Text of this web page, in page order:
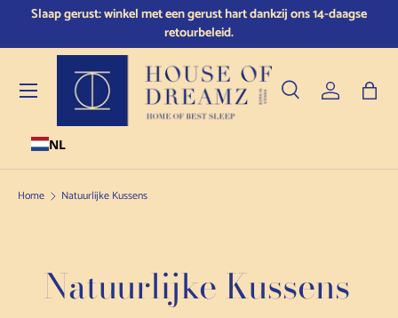
Doorgaan naar de inhoud
Slaap gerust: winkel met een gerust hart dankzij ons 14-daagse
retourbeleid.
NL
Zoeken
Producttype
ZoekenInloggen
Tas
Menu
Home Natuurlijke Kussens
Natuurlijke Kussens